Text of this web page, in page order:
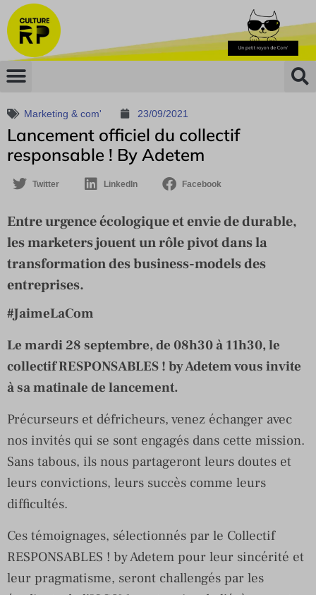
Marketing & com' 23/09/2021
Lancement officiel du collectif
responsable ! By Adetem
Twitter LinkedIn Facebook
Entre urgence écologique et envie de durable,
les marketers jouent un rôle pivot dans la
transformation des business-models des
entreprises.
#JaimeLaCom
Le mardi 28 septembre, de 08h30 à 11h30, le
collectif RESPONSABLES ! by Adetem vous invite
à sa matinale de lancement.
Précurseurs et défricheurs, venez échanger avec
nos invités qui se sont engagés dans cette mission.
Sans tabous, ils nous partageront leurs doutes et
leurs convictions, leurs succès comme leurs
difficultés.
Ces témoignages, sélectionnés par le Collectif
RESPONSABLES ! by Adetem pour leur sincérité et
leur pragmatisme, seront challengés par les